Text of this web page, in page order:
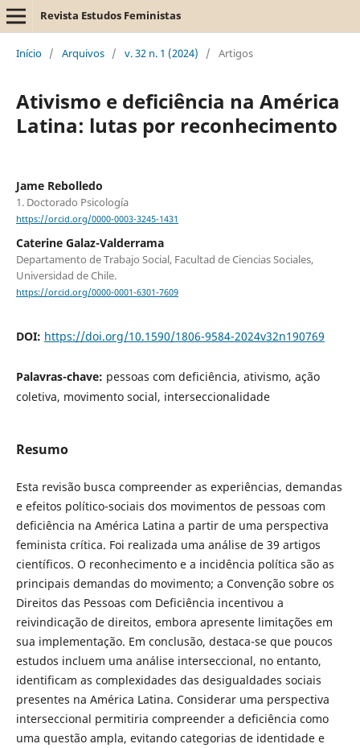
Revista Estudos Feministas
Início / Arquivos / v. 32 n. 1 (2024) / Artigos
Ativismo e deficiência na América
Latina: lutas por reconhecimento
Jame Rebolledo
1. Doctorado Psicología
https://orcid.org/0000-0003-3245-1431
Caterine Galaz-Valderrama
Departamento de Trabajo Social, Facultad de Ciencias Sociales,
Universidad de Chile.
https://orcid.org/0000-0001-6301-7609
DOI: https://doi.org/10.1590/1806-9584-2024v32n190769
Palavras-chave: pessoas com deficiência, ativismo, ação
coletiva, movimento social, interseccionalidade
Resumo
Esta revisão busca compreender as experiências, demandas
e efeitos político-sociais dos movimentos de pessoas com
deficiência na América Latina a partir de uma perspectiva
feminista crítica. Foi realizada uma análise de 39 artigos
científicos. O reconhecimento e a incidência política são as
principais demandas do movimento; a Convenção sobre os
Direitos das Pessoas com Deficiência incentivou a
reivindicação de direitos, embora apresente limitações em
sua implementação. Em conclusão, destaca-se que poucos
estudos incluem uma análise interseccional, no entanto,
identificam as complexidades das desigualdades sociais
presentes na América Latina. Considerar uma perspectiva
interseccional permitiria compreender a deficiência como
uma questão ampla, evitando categorias de identidade e